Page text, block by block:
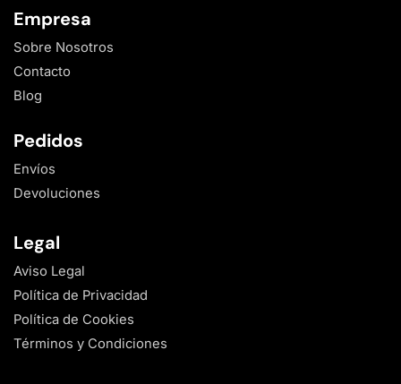
Empresa
Sobre Nosotros
Contacto
Blog
Pedidos
Envíos
Devoluciones
Legal
Aviso Legal
Política de Privacidad
Política de Cookies
Términos y Condiciones